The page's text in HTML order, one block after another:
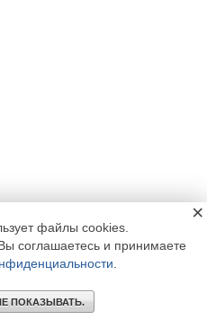
файлы cookies.
соглашаетесь и принимаете
ПОКАЗЫВАТЬ.
×